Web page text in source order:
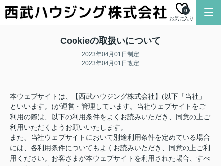
お気に入り
0
Cookieの取扱いについて
2023年04月01日制定
2023年04月01日改定
本ウェブサイトは、【西武ハウジング株式会社】(以下「当社」
といいます。)が運営・管理しています。当社ウェブサイトをご
利用の際は、以下の利用条件をよくお読みいただき、同意の上ご
利用いただくようお願いいたします。
また、当社ウェブサイトにおいて別途利用条件を定めている場合
には、各利用条件についてもよくお読みいただき、同意の上ご利
用ください。お客さまが本ウェブサイトを利用された場合、すべ